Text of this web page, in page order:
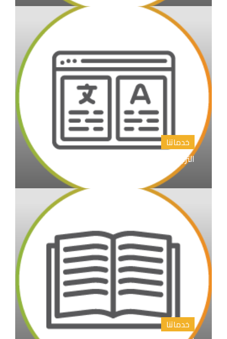
خدماتنا
الترجمة الأدبية والأكاديمية
خدماتنا